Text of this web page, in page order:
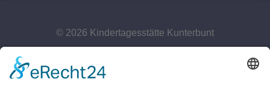
© 2026 Kindertagesstätte Kunterbunt